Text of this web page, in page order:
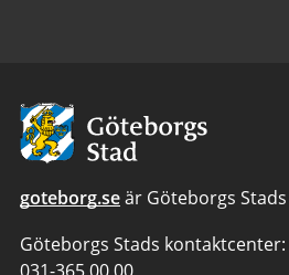
Avsändare:
Göteborgs
Stad
goteborg.seär Göteborgs
Göteborgs Stads kontaktcenter: